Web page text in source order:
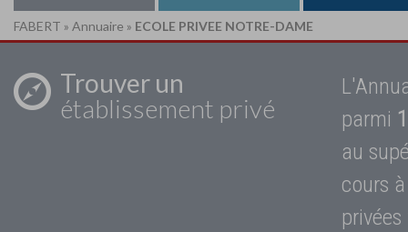
FABERT » Annuaire » ECOLE PRIVEE NOTRE-DAME
Trouver un
établissement privé
parmi
au
cours